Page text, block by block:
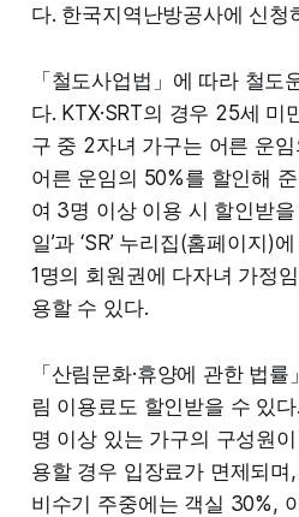
다. 한국지역난방공사에 신청
「철도사업법」에 따라 철도
다. KTX·SRT의 경우 25세
구 중 2자녀 가구는 어른 운
어른 운임의 50%를 할인해
여 3명 이상 이용 시 할인받을
일’과 ‘SR’ 누리집(홈페이지)
1명의 회원권에 다자녀 가정
용할 수 있다.
「산림문화·휴양에 관한 법
림 이용료도 할인받을 수 있
명 이상 있는 가구의 구성원
용할 경우 입장료가 면제되
비수기 주중에는 객실 30%,